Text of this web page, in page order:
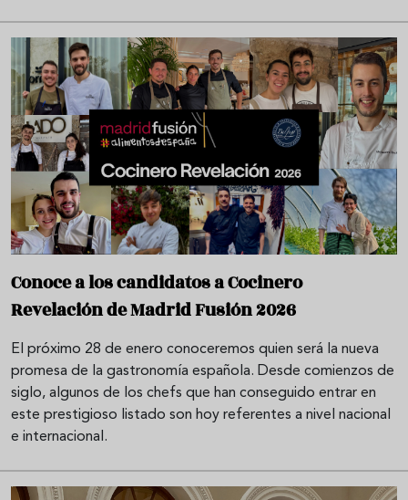
Conoce a los candidatos a Cocinero
Revelación de Madrid Fusión 2026
El próximo 28 de enero conoceremos quien será la nueva
promesa de la gastronomía española. Desde comienzos de
siglo, algunos de los chefs que han conseguido entrar en
este prestigioso listado son hoy referentes a nivel nacional
e internacional.